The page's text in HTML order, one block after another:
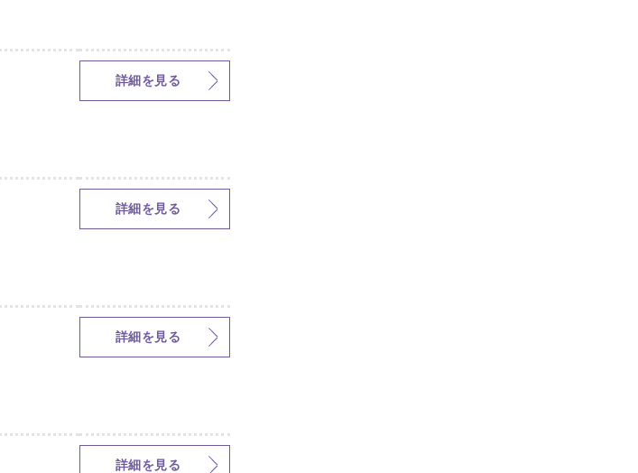
詳細を見る
詳細を見る
詳細を見る
詳細を見る